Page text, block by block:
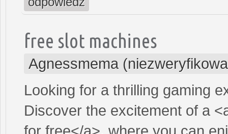
free slot machines
Agnessmema
Looking for a thrilling gaming
Discover the excitement of a
for free</a>, where you can